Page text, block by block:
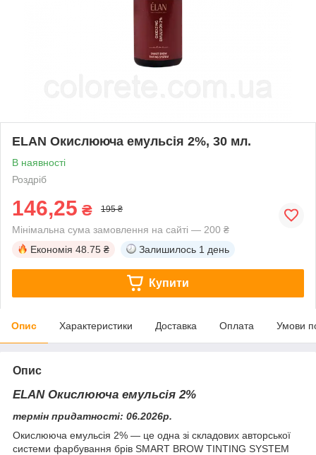
ELAN Окислююча емульсія 2%, 30 мл.
В наявності
Роздріб
146,25 ₴ 195 ₴
Мінімальна сума замовлення на сайті — 200 ₴
Економія 48.75 ₴ Залишилось 1 день
Купити
Опис Характеристики Доставка Оплата Умови
Опис
ELAN Окислююча емульсія 2%
термін придатності: 06.2026р.
Окислююча емульсія 2% — це одна зі складових авторської
системи фарбування брів SMART BROW TINTING SYSTEM